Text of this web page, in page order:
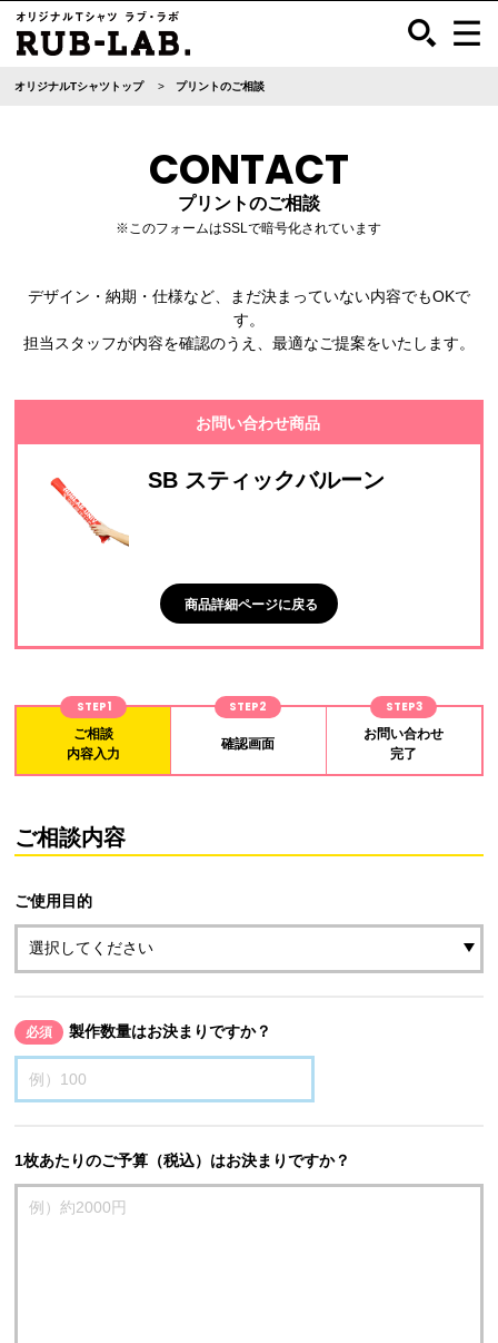
オリジナルTシャツトップ プリントのご相談
CONTACT
プリントのご相談
※このフォームはSSLで暗号化されています
デザイン・納期・仕様など、まだ決まっていない内容でもOKで
す。
担当スタッフが内容を確認のうえ、最適なご提案をいたします。
お問い合わせ商品
SB スティックバルーン
商品詳細ページに戻る
STEP1
ご相談
内容入力
STEP2
確認画面
STEP3
お問い合わせ
完了
ご相談内容
ご使用目的
必須 製作数量はお決まりですか？
1枚あたりのご予算（税込）はお決まりですか？